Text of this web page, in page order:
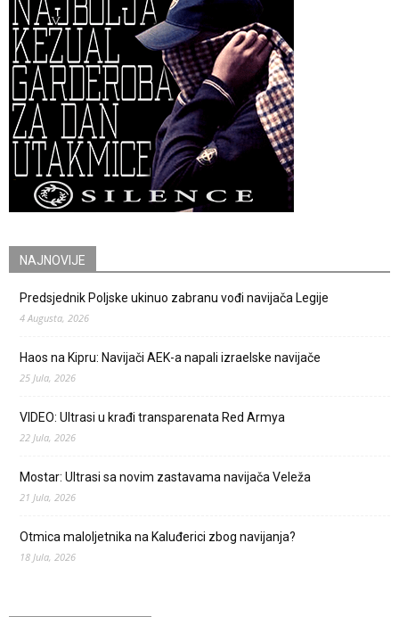
NAJNOVIJE
Predsjednik Poljske ukinuo zabranu vođi navijača Legije
4 Augusta, 2026
Haos na Kipru: Navijači AEK-a napali izraelske navijače
25 Jula, 2026
VIDEO: Ultrasi u krađi transparenata Red Armya
22 Jula, 2026
Mostar: Ultrasi sa novim zastavama navijača Veleža
21 Jula, 2026
Otmica maloljetnika na Kaluđerici zbog navijanja?
18 Jula, 2026